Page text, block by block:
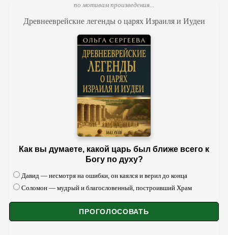
по мотивам произведения...
Древнееврейские легенды о царях Израиля и Иудеи
Как вы думаете, какой царь был ближе всего к
Богу по духу?
Давид — несмотря на ошибки, он каялся и верил до конца
Соломон — мудрый и благословенный, построивший Храм